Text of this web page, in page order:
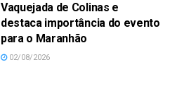
Vaquejada de Colinas e
destaca importância do evento
para o Maranhão
02/08/2026